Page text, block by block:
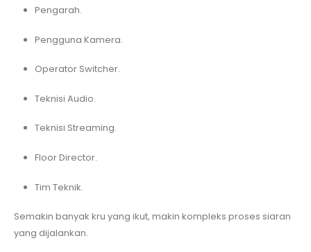
Pengarah.
Pengguna Kamera.
Operator Switcher.
Teknisi Audio.
Teknisi Streaming.
Floor Director.
Tim Teknik.
Semakin banyak kru yang ikut, makin kompleks proses siaran
yang dijalankan.